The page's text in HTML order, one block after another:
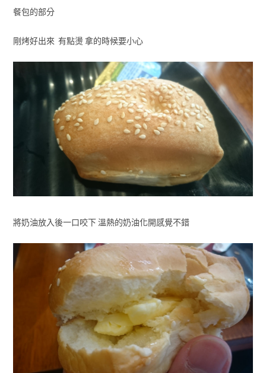
餐包的部分
剛烤好出來 有點燙 拿的時候要小心
將奶油放入後一口咬下 溫熱的奶油化開感覺不錯